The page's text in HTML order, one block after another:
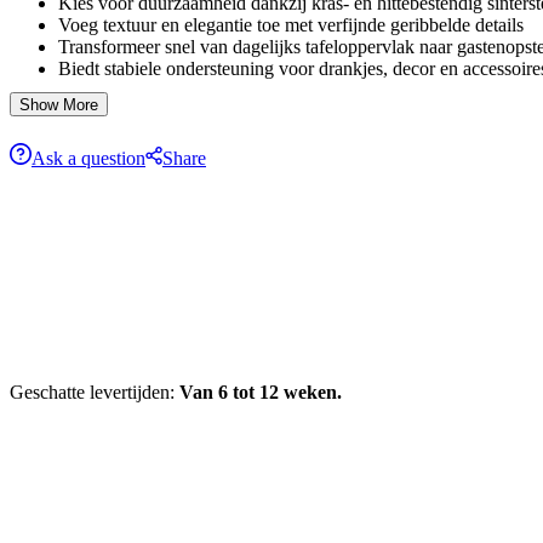
Voeg textuur en elegantie toe met verfijnde geribbelde details
Transformeer snel van dagelijks tafeloppervlak naar
Biedt stabiele ondersteuning voor drankjes, decor en
Geniet van moeiteloos onderhoud dankzij het makkelijk schoon
Show More
Ask a question Share
Geschatte levertijden: Van 6 tot 12 weken.